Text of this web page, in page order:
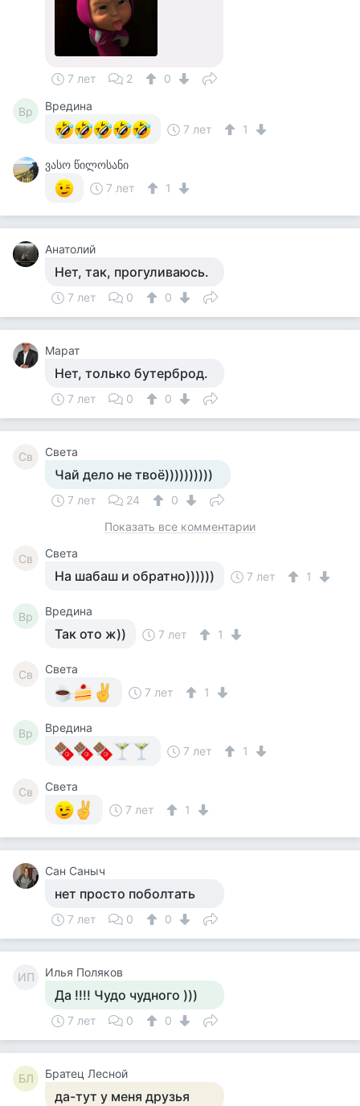
7 лет 2 0
Вр
Вредина
7 лет
1
ვასო წილოსანი
7 лет
1
Анатолий
Нет, так, прогуливаюсь.
7 лет 0 0
Марат
Нет, только бутерброд.
7 лет 0 0
Св Света
Чай дело не твоё))))))))))
7 лет 24
0
Показать все комментарии
Св Света
На шабаш и обратно)))))) 7 лет 1
Вр Вредина
Так ото ж)) 7 лет 1
Св
Света
7 лет
1
Вр
Вредина
7 лет
1
Св
Света
7 лет
1
Сан Саныч
нет просто поболтать
7 лет 0 0
ИП Илья Поляков
Да !!!! Чудо чудного )))
7 лет 0 0
БЛ Братец Лесной
да-тут у меня друзья